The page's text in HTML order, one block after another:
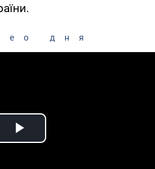
дня
Play Video